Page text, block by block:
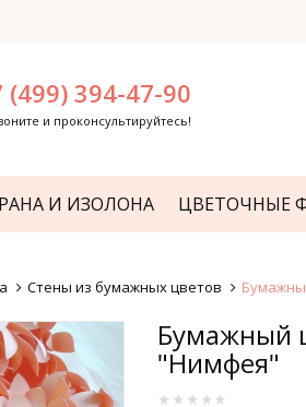
(499) 394-47-90
и проконсультируйтесь!
И ИЗОЛОНА ЦВЕТОЧНЫЕ
Стены из бумажных цветов
Бумажный
"Нимфея"